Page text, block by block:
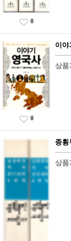
0
이야
상품
0
종횡
상품